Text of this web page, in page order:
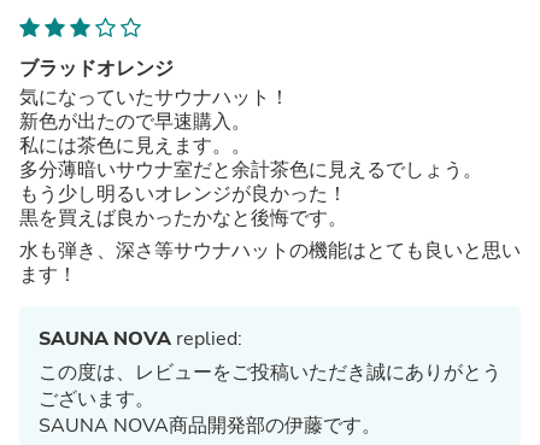
ブラッドオレンジ
気になっていたサウナハット！
新色が出たので早速購入。
私には茶色に見えます。。
多分薄暗いサウナ室だと余計茶色に見えるでしょう。
もう少し明るいオレンジが良かった！
黒を買えば良かったかなと後悔です。
水も弾き、深さ等サウナハットの機能はとても良いと思い
ます！
SAUNA NOVA replied:
この度は、レビューをご投稿いただき誠にありがとう
ございます。
SAUNA NOVA商品開発部の伊藤です。